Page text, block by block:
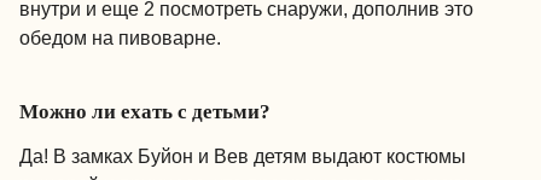
внутри и еще 2 посмотреть снаружи, дополнив это
обедом на пивоварне.
Можно ли ехать с детьми?
Да! В замках Буйон и Вев детям выдают костюмы